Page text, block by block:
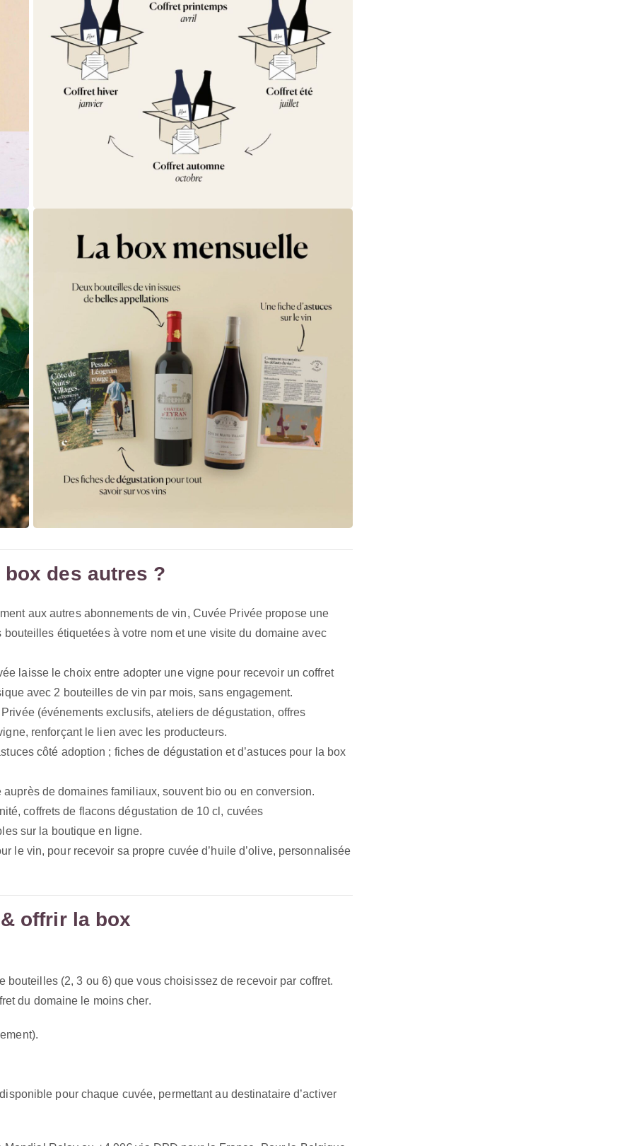
box des autres ?
aux autres abonnements de vin, Cuvée Privée propose une
étiquetées à votre nom et une visite du domaine avec
laisse le choix entre adopter une vigne pour recevoir un coffret
avec 2 bouteilles de vin par mois, sans engagement.
(événements exclusifs, ateliers de dégustation, offres
renforçant le lien avec les producteurs.
côté adoption ; fiches de dégustation et d’astuces pour la box
auprès de domaines familiaux, souvent bio ou en conversion.
coffrets de flacons dégustation de 10 cl, cuvées
sur la boutique en ligne.
le vin, pour recevoir sa propre cuvée d’huile d’olive, personnalisée
offrir la box
(2, 3 ou 6) que vous choisissez de recevoir par coffret.
du domaine le moins cher.
pour chaque cuvée, permettant au destinataire d’activer